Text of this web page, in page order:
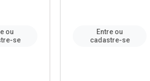
ou
se
Entre ou
cadastre-se